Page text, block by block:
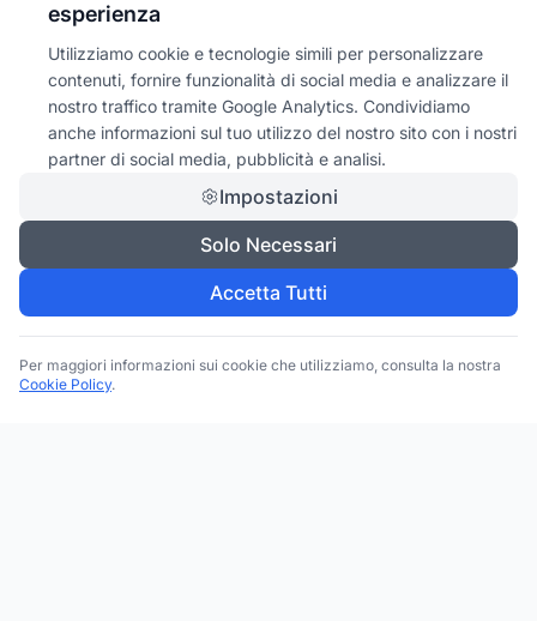
esperienza
Utilizziamo cookie e tecnologie simili per personalizzare
contenuti, fornire funzionalità di social media e analizzare il
nostro traffico tramite Google Analytics. Condividiamo
anche informazioni sul tuo utilizzo del nostro sito con i nostri
partner di social media, pubblicità e analisi.
Impostazioni
Solo Necessari
Accetta Tutti
Per maggiori informazioni sui cookie che utilizziamo, consulta la nostra
Cookie Policy.